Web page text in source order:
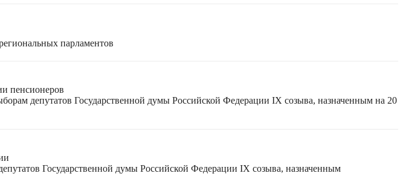
парламентов
пенсионеров
депутатов Государственной думы Российской Федерации IX созыва, назначенным на 20
Государственной думы Российской Федерации IX созыва, назначенным